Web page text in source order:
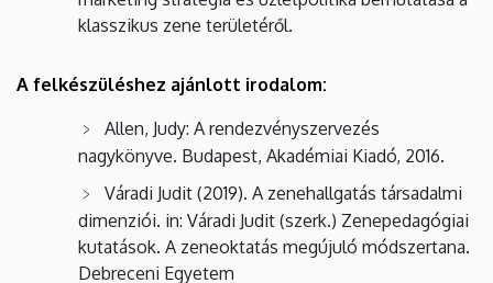
klasszikus zene területéről.
A felkészüléshez ajánlott irodalom:
Allen, Judy: A rendezvényszervezés
nagykönyve. Budapest, Akadémiai Kiadó, 2016.
Váradi Judit (2019). A zenehallgatás társadalmi
dimenziói. in: Váradi Judit (szerk.) Zenepedagógiai
kutatások. A zeneoktatás megújuló módszertana.
Debreceni Egyetem